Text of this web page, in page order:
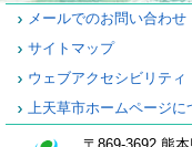
メールでのお問い合わせ
サイトマップ
ウェブアクセシビリティ
上天草市ホームページに